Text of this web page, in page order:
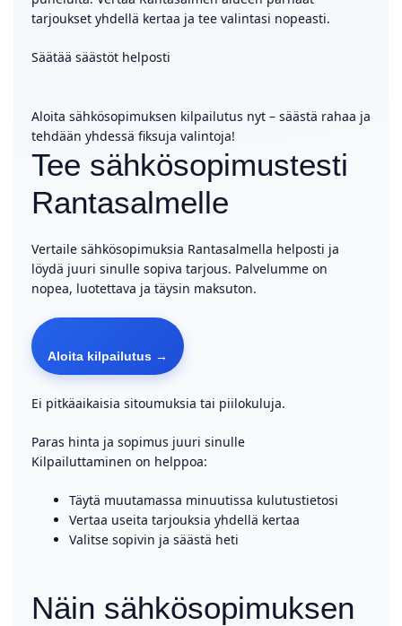
tarjoukset yhdellä kertaa ja tee valintasi nopeasti.
Säätää säästöt helposti
Aloita sähkösopimuksen kilpailutus nyt – säästä rahaa ja
tehdään yhdessä fiksuja valintoja!
Tee sähkösopimustesti
Rantasalmelle
Vertaile sähkösopimuksia Rantasalmella helposti ja
löydä juuri sinulle sopiva tarjous. Palvelumme on
nopea, luotettava ja täysin maksuton.
Aloita kilpailutus →
Ei pitkäaikaisia sitoumuksia tai piilokuluja.
Paras hinta ja sopimus juuri sinulle
Kilpailuttaminen on helppoa:
Täytä muutamassa minuutissa kulutustietosi
Vertaa useita tarjouksia yhdellä kertaa
Valitse sopivin ja säästä heti
Näin sähkösopimuksen